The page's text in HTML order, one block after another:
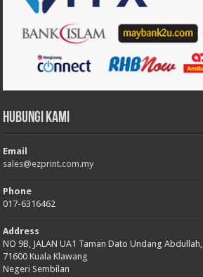
Hubungi Kami
Email
sales@ezprint.com.my
Phone
017-6316462
Address
NO 9B, JALAN UA1 Taman Dato Undang Abdullah,
71600 Kuala Klawang
Negeri Sembilan